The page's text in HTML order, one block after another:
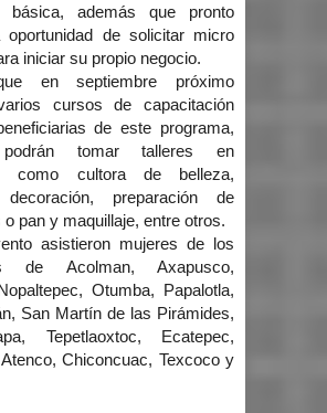
básica, además que pronto
oportunidad de solicitar micro
iniciar su propio negocio.
en septiembre próximo
cursos de capacitación
de este programa,
podrán tomar talleres en
como cultora de belleza,
decoración, preparación de
pan y maquillaje, entre otros.
asistieron mujeres de los
de Acolman, Axapusco,
Otumba, Papalotla,
San Martín de las Pirámides,
Tepetlaoxtoc, Ecatepec,
Chiconcuac, Texcoco y